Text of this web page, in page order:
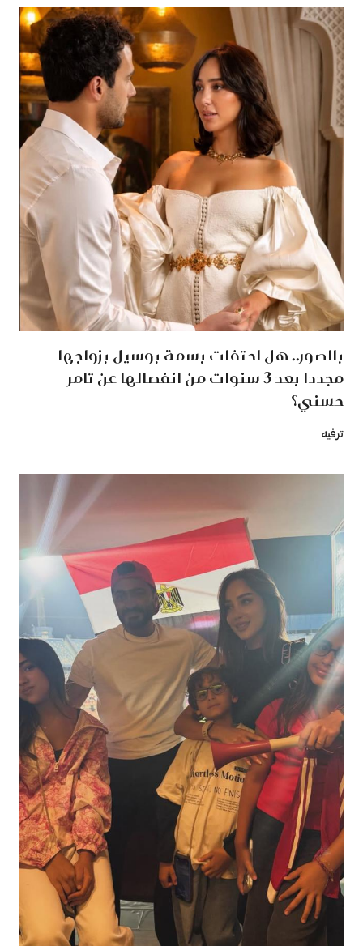
بالصور.. هل احتفلت بسمة بوسيل بزواجها
مجددا بعد 3 سنوات من انفصالها عن تامر
حسني؟
ترفيه